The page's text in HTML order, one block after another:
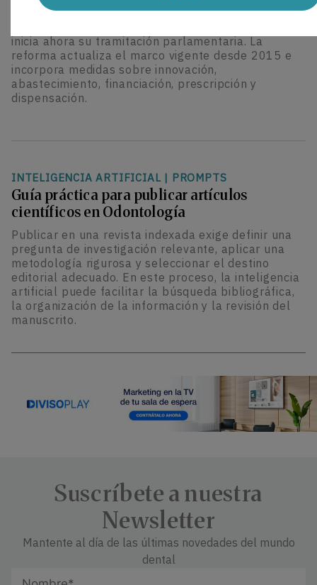
El Consejo de Ministros ha aprobado el Proyecto de
inicia ahora su tramitación parlamentaria. La
reforma actualiza el marco vigente desde 2015 e
incorpora medidas sobre innovación,
abastecimiento, financiación, prescripción y
dispensación.
INTELIGENCIA ARTIFICIAL | PROMPTS
Guía práctica para publicar artículos
científicos en Odontología
Publicar en una revista indexada exige definir una
pregunta de investigación relevante, aplicar una
metodología rigurosa y seleccionar el destino
editorial adecuado. En este proceso, la inteligencia
artificial puede facilitar la búsqueda bibliográfica,
la organización de la información y la revisión del
manuscrito.
Suscríbete a nuestra
Newsletter
Mantente al día de las últimas novedades del mundo
dental